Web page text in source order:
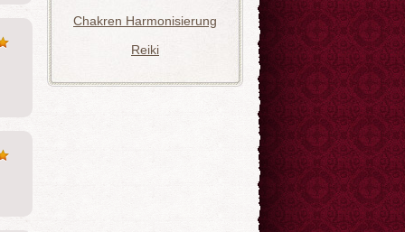
036
Die
Feder
Chakren Harmonisierung
Reiki